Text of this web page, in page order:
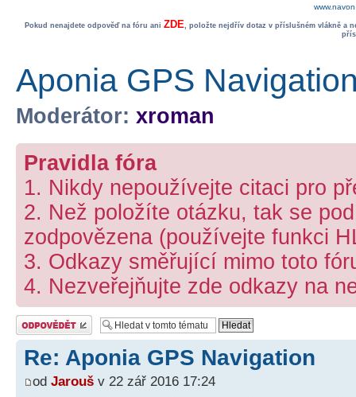
Pokud nenajdete odpověď na fóru ani ZDE, položte nejdřív dotaz v příslušném vlákně a
Aponia GPS
Moderátor: xroman
Pravidla fóra
1. Nikdy nepoužívejte citaci pro
2. Než položíte otázku, tak se
zodpovězena (používejte funkci
3. Odkazy směřující mimo toto
4. Nezveřejňujte zde odkazy na
Odeslat odpověď
Re: Aponia GPS Navigation
od Jarouš v 22 zář 2016 17:24